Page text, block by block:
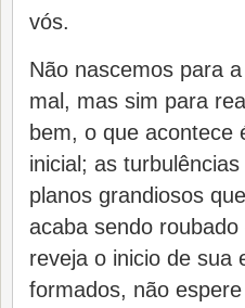
vós.
Não nascemos para
mal, mas sim para
bem, o que acontece
inicial; as
planos grandiosos
acaba sendo
reveja o inicio de sua
formados, não